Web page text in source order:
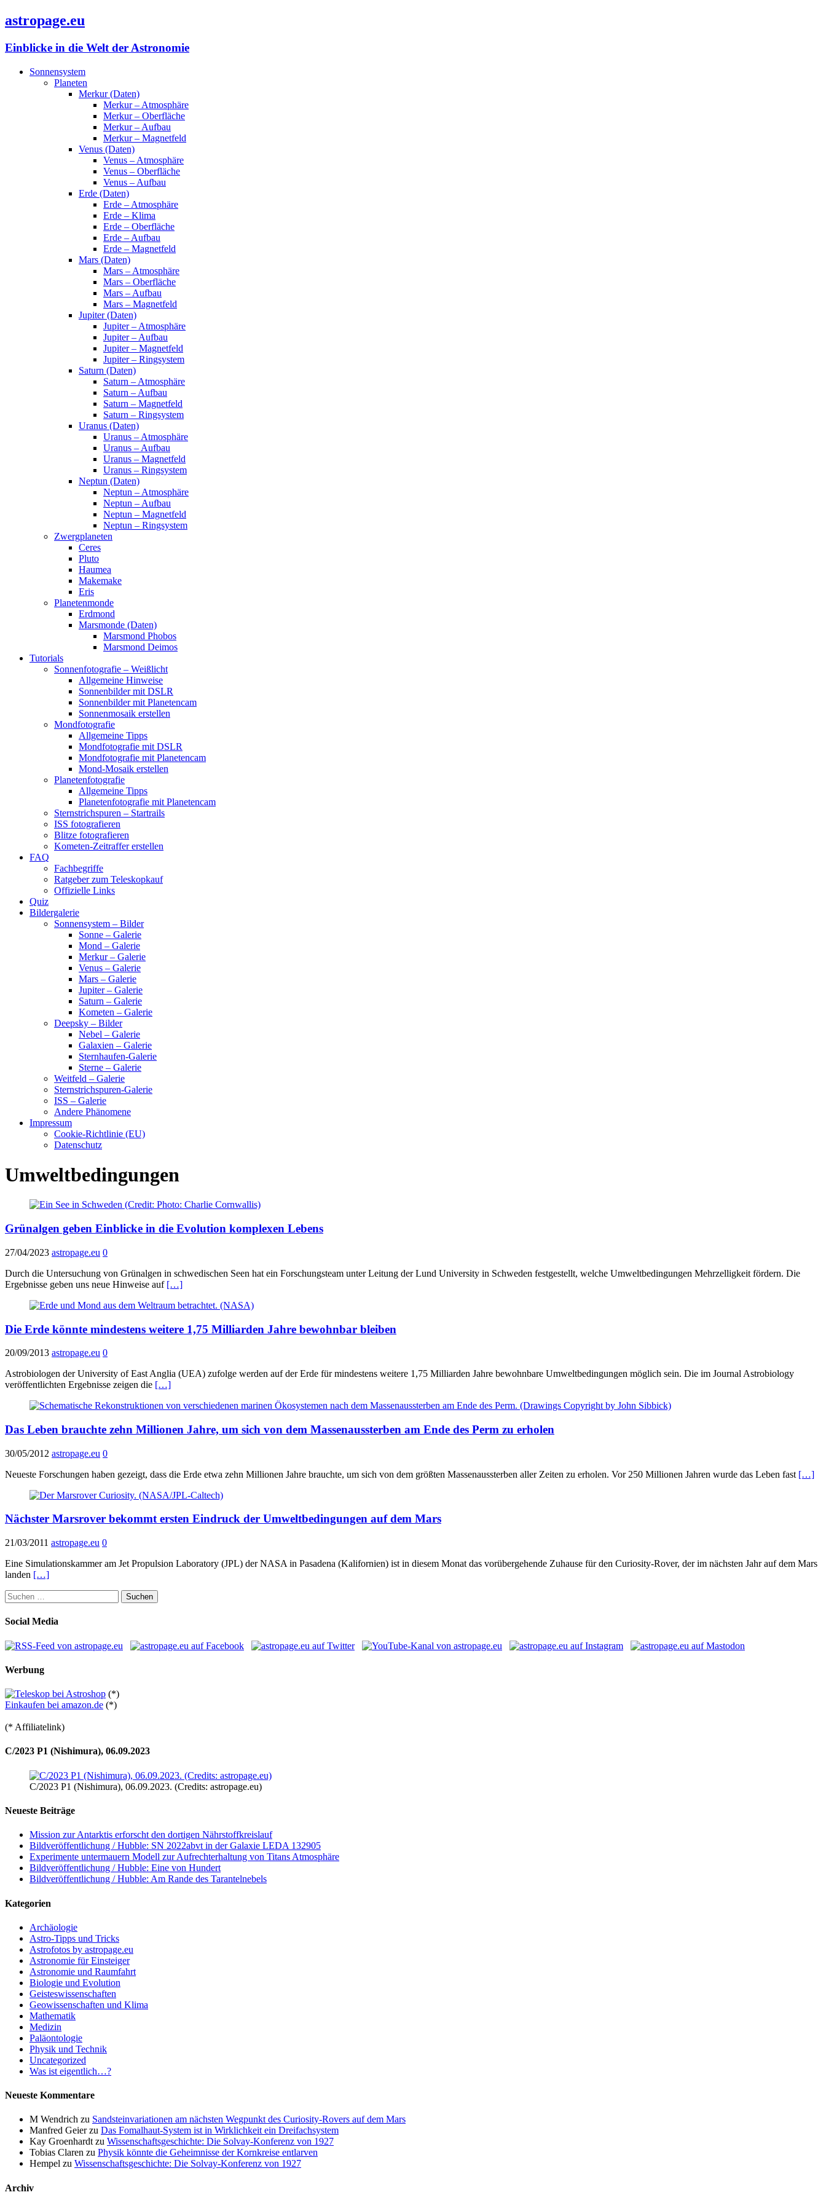
astropage.eu
Einblicke in die Welt der Astronomie
Sonnensystem
Planeten
Merkur (Daten)
Merkur – Atmosphäre
Merkur – Oberfläche
Merkur – Aufbau
Merkur – Magnetfeld
Venus (Daten)
Venus – Atmosphäre
Venus – Oberfläche
Venus – Aufbau
Erde (Daten)
Erde – Atmosphäre
Erde – Klima
Erde – Oberfläche
Erde – Aufbau
Erde – Magnetfeld
Mars (Daten)
Mars – Atmosphäre
Mars – Oberfläche
Mars – Aufbau
Mars – Magnetfeld
Jupiter (Daten)
Jupiter – Atmosphäre
Jupiter – Aufbau
Jupiter – Magnetfeld
Jupiter – Ringsystem
Saturn (Daten)
Saturn – Atmosphäre
Saturn – Aufbau
Saturn – Magnetfeld
Saturn – Ringsystem
Uranus (Daten)
Uranus – Atmosphäre
Uranus – Aufbau
Uranus – Magnetfeld
Uranus – Ringsystem
Neptun (Daten)
Neptun – Atmosphäre
Neptun – Aufbau
Neptun – Magnetfeld
Neptun – Ringsystem
Zwergplaneten
Ceres
Pluto
Haumea
Makemake
Eris
Planetenmonde
Erdmond
Marsmonde (Daten)
Marsmond Phobos
Marsmond Deimos
Tutorials
Sonnenfotografie – Weißlicht
Allgemeine Hinweise
Sonnenbilder mit DSLR
Sonnenbilder mit Planetencam
Sonnenmosaik erstellen
Mondfotografie
Allgemeine Tipps
Mondfotografie mit DSLR
Mondfotografie mit Planetencam
Mond-Mosaik erstellen
Planetenfotografie
Allgemeine Tipps
Planetenfotografie mit Planetencam
Sternstrichspuren – Startrails
ISS fotografieren
Blitze fotografieren
Kometen-Zeitraffer erstellen
FAQ
Fachbegriffe
Ratgeber zum Teleskopkauf
Offizielle Links
Quiz
Bildergalerie
Sonnensystem – Bilder
Sonne – Galerie
Mond – Galerie
Merkur – Galerie
Venus – Galerie
Mars – Galerie
Jupiter – Galerie
Saturn – Galerie
Kometen – Galerie
Deepsky – Bilder
Nebel – Galerie
Galaxien – Galerie
Sternhaufen-Galerie
Sterne – Galerie
Weitfeld – Galerie
Sternstrichspuren-Galerie
ISS – Galerie
Andere Phänomene
Impressum
Cookie-Richtlinie (EU)
Datenschutz
Umweltbedingungen
Grünalgen geben Einblicke in die Evolution komplexen Lebens
27/04/2023 astropage.eu 0
Durch die Untersuchung von Grünalgen in schwedischen Seen hat ein Forschungsteam unter Leitung der Lund University in Schweden festgestellt, welche Umweltbedingungen Mehrzelligkeit fördern. Die
Ergebnisse geben uns neue Hinweise auf […]
Die Erde könnte mindestens weitere 1,75 Milliarden Jahre bewohnbar bleiben
20/09/2013 astropage.eu 0
Astrobiologen der University of East Anglia (UEA) zufolge werden auf der Erde für mindestens weitere 1,75 Milliarden Jahre bewohnbare Umweltbedingungen möglich sein. Die im Journal Astrobiology
veröffentlichten Ergebnisse zeigen die […]
Das Leben brauchte zehn Millionen Jahre, um sich von dem Massenaussterben am Ende des Perm zu erholen
30/05/2012 astropage.eu 0
Neueste Forschungen haben gezeigt, dass die Erde etwa zehn Millionen Jahre brauchte, um sich von dem größten Massenaussterben aller Zeiten zu erholen. Vor 250 Millionen Jahren wurde das Leben fast […]
Nächster Marsrover bekommt ersten Eindruck der Umweltbedingungen auf dem Mars
21/03/2011 astropage.eu 0
Eine Simulationskammer am Jet Propulsion Laboratory (JPL) der NASA in Pasadena (Kalifornien) ist in diesem Monat das vorübergehende Zuhause für den Curiosity-Rover, der im nächsten Jahr auf dem Mars
landen […]
Suchen
nach:
Social Media
Werbung
(*)
Einkaufen bei amazon.de (*)
(* Affiliatelink)
C/2023 P1 (Nishimura), 06.09.2023
C/2023 P1 (Nishimura), 06.09.2023. (Credits: astropage.eu)
Neueste Beiträge
Mission zur Antarktis erforscht den dortigen Nährstoffkreislauf
Bildveröffentlichung / Hubble: SN 2022abvt in der Galaxie LEDA 132905
Experimente untermauern Modell zur Aufrechterhaltung von Titans Atmosphäre
Bildveröffentlichung / Hubble: Eine von Hundert
Bildveröffentlichung / Hubble: Am Rande des Tarantelnebels
Kategorien
Archäologie
Astro-Tipps und Tricks
Astrofotos by astropage.eu
Astronomie für Einsteiger
Astronomie und Raumfahrt
Biologie und Evolution
Geisteswissenschaften
Geowissenschaften und Klima
Mathematik
Medizin
Paläontologie
Physik und Technik
Uncategorized
Was ist eigentlich…?
Neueste Kommentare
M Wendrich zu Sandsteinvariationen am nächsten Wegpunkt des Curiosity-Rovers auf dem Mars
Manfred Geierzu Das Fomalhaut-System ist in Wirklichkeit ein Dreifachsystem
Kay Groenhardt zu Wissenschaftsgeschichte: Die Solvay-Konferenz von 1927
Tobias Claren zu Physik könnte die Geheimnisse der Kornkreise entlarven
Hempel zu Wissenschaftsgeschichte: Die Solvay-Konferenz von 1927
Archiv